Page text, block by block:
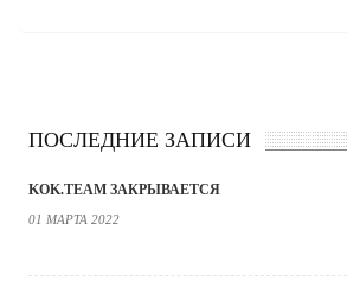
ПОСЛЕДНИЕ ЗАПИСИ
KOK.TEAM ЗАКРЫВАЕТСЯ
01 МАРТА 2022